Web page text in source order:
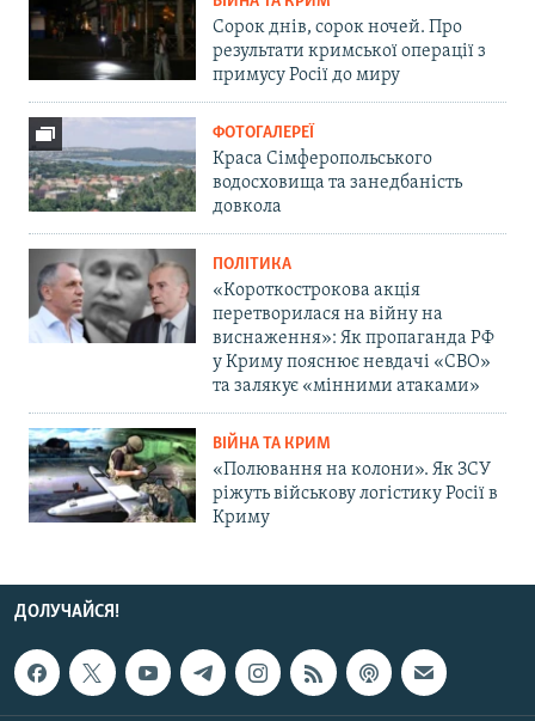
Сорок днів, сорок ночей. Про
результати кримської операції з
примусу Росії до миру
ФОТОГАЛЕРЕЇ
Краса Сімферопольського
водосховища та занедбаність
довкола
ПОЛІТИКА
«Короткострокова акція
перетворилася на війну на
виснаження»: Як пропаганда РФ
у Криму пояснює невдачі «СВО»
та залякує «мінними атаками»
ВІЙНА ТА КРИМ
«Полювання на колони». Як ЗСУ
ріжуть військову логістику Росії в
Криму
ДОЛУЧАЙСЯ!